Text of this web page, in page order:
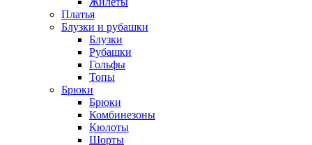
Платья
Блузки и рубашки
Блузки
Рубашки
Гольфы
Топы
Брюки
Брюки
Комбинезоны
Кюлоты
Шорты